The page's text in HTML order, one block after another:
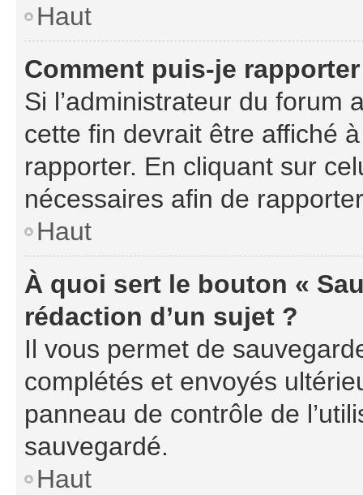
Haut
Comment puis-je
Si l’administrateur du forum
cette fin devrait être affiché
rapporter. En cliquant sur
nécessaires afin de
Haut
À quoi sert le bouton «
rédaction d’un sujet ?
Il vous permet de
complétés et envoyés
panneau de contrôle de
sauvegardé.
Haut